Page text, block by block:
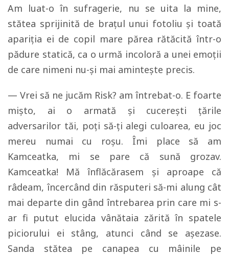
Am luat-o în sufragerie, nu se uita la mine,
stătea sprijinită de brațul unui fotoliu și toată
apariția ei de copil mare părea rătăcită într-o
pădure statică, ca o urmă incoloră a unei emoții
de care nimeni nu-și mai amintește precis.
— Vrei să ne jucăm Risk? am întrebat-o. E foarte
mișto, ai o armată și cucerești țările
adversarilor tăi, poți să-ți alegi culoarea, eu joc
mereu numai cu roșu. Îmi place să am
Kamceatka, mi se pare că sună grozav.
Kamceatka! Mă înflăcărasem și aproape că
râdeam, încercând din răsputeri să-mi alung cât
mai departe din gând întrebarea prin care mi s-
ar fi putut elucida vânătaia zărită în spatele
piciorului ei stâng, atunci când se așezase.
Sanda stătea pe canapea cu mâinile pe